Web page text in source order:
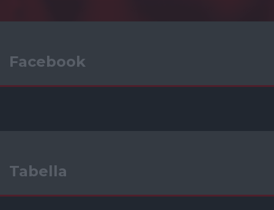
Facebook
Tabella